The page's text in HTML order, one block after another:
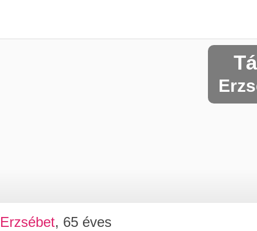
Erzsébet, 65 éves